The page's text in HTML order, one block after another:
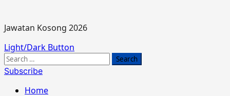
Jawatan Kosong 2026
Primary
Menu
Light/Dark Button
Search
for:
Subscribe
Home